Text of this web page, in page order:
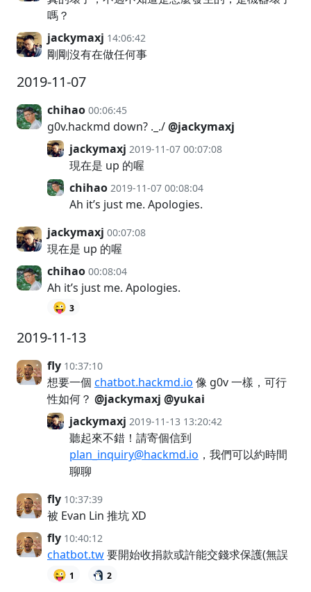
嗎？
jackymaxj 14:06:42
剛剛沒有在做任何事
2019-11-07
chihao 00:06:45
g0v.hackmd down? ._./@jackymaxj
jackymaxj 2019-11-07 00:07:08
現在是 up 的喔
chihao 2019-11-07 00:08:04
Ah it’s just me. Apologies.
jackymaxj 00:07:08
現在是 up 的喔
chihao 00:08:04
Ah it’s just me. Apologies.
😜 3
2019-11-13
fly 10:37:10
想要一個 chatbot.hackmd.io 像 g0v 一樣，可行
性如何？ @jackymaxj @yukai
jackymaxj 2019-11-13 13:20:42
聽起來不錯！請寄個信到
plan_inquiry@hackmd.io ，我們可以約時間
聊聊
fly 10:37:39
被 Evan Lin 推坑 XD
fly 10:40:12
chatbot.tw要開始收捐款或許能交錢求保護(無誤
😜 1 2